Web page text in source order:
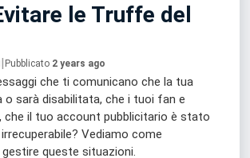
le Truffe del
| Pubblicato 2 years ago
che ti comunicano che la tua
o sarà disabilitata, che i tuoi fan e
che il tuo account pubblicitario è stato
Vediamo come
queste situazioni.